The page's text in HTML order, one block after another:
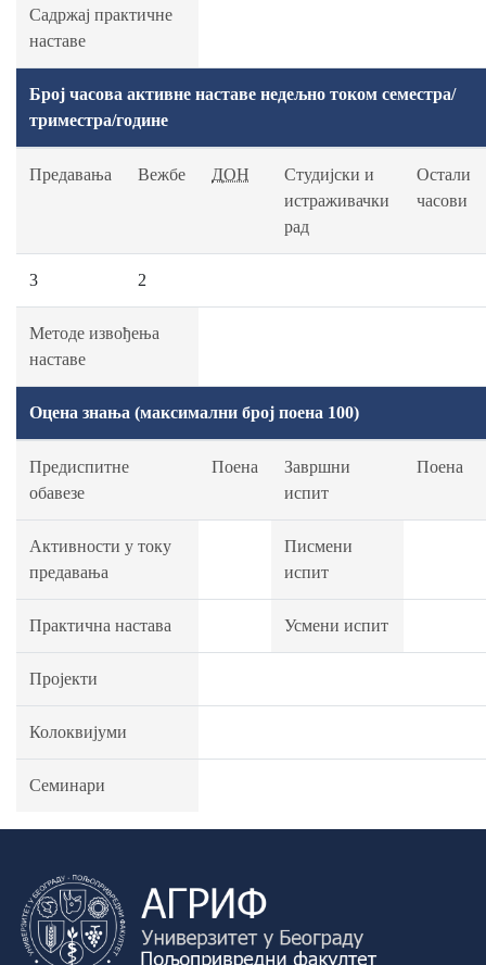
Садржај практичне
наставе
Број часова активне наставе недељно током семестра/
триместра/године
Предавања Вежбе ДОН
Студијски и
истраживачки
рад
Остали
часови
3 2
Методе извођења
наставе
Оцена знања (максимални број поена 100)
Предиспитне
обавезе
Поена
Завршни
испит
Поена
Активности у току
предавања
Писмени
испит
Практична настава Усмени испит
Пројекти
Колоквијуми
Семинари